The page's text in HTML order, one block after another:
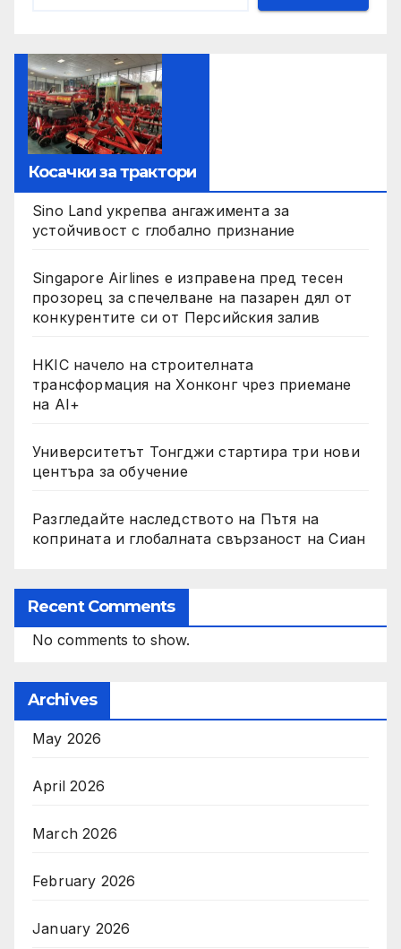
Косачки за трактори
Sino Land укрепва ангажимента за
устойчивост с глобално признание
Singapore Airlines е изправена пред тесен
прозорец за спечелване на пазарен дял от
конкурентите си от Персийския залив
HKIC начело на строителната
трансформация на Хонконг чрез приемане
на AI+
Университетът Тонгджи стартира три нови
центъра за обучение
Разгледайте наследството на Пътя на
коприната и глобалната свързаност на Сиан
Recent Comments
No comments to show.
Archives
May 2026
April 2026
March 2026
February 2026
January 2026